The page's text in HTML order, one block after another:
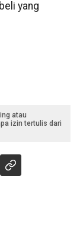
yang
atau
izin tertulis dari